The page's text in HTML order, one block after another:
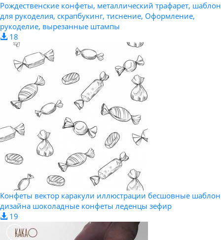
Рождественские конфеты, металлический трафарет, шаблон
для рукоделия, скрапбукинг, тиснение, Оформление,
рукоделие, вырезанные штампы
18
Конфеты вектор каракули иллюстрации бесшовные шаблон
дизайна шоколадные конфеты леденцы зефир
19